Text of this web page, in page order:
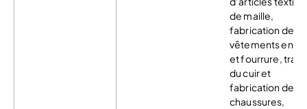
de maille,
fabrication de
vêtements en
et fourrure,
du cuir et
fabrication de
chaussures,